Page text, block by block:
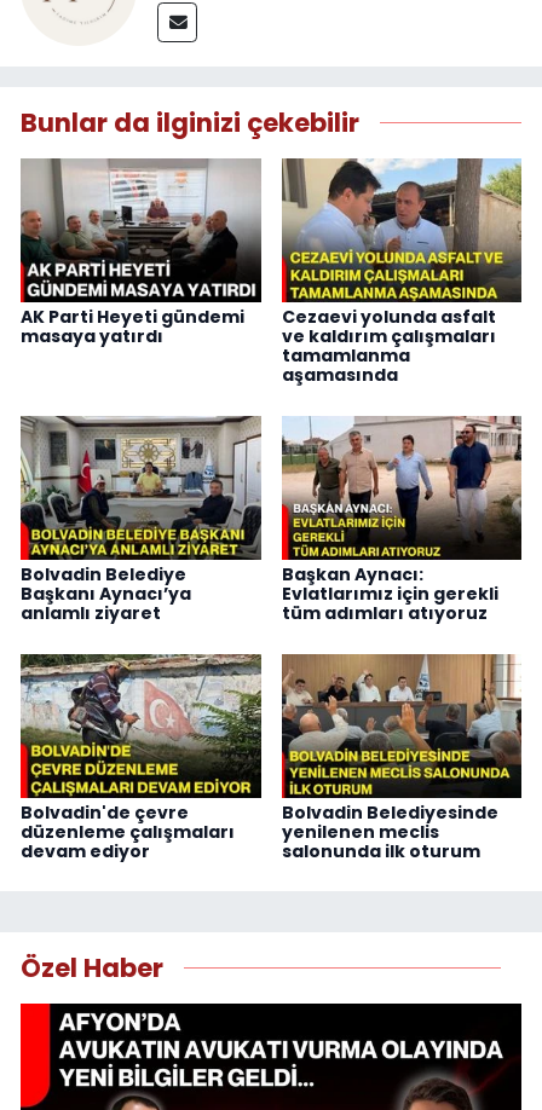
Bunlar da ilginizi çekebilir
AK Parti Heyeti gündemi
masaya yatırdı
Cezaevi yolunda asfalt
ve kaldırım çalışmaları
tamamlanma
aşamasında
Bolvadin Belediye
Başkanı Aynacı’ya
anlamlı ziyaret
Başkan Aynacı:
Evlatlarımız için gerekli
tüm adımları atıyoruz
Bolvadin'de çevre
düzenleme çalışmaları
devam ediyor
Bolvadin Belediyesinde
yenilenen meclis
salonunda ilk oturum
Özel Haber